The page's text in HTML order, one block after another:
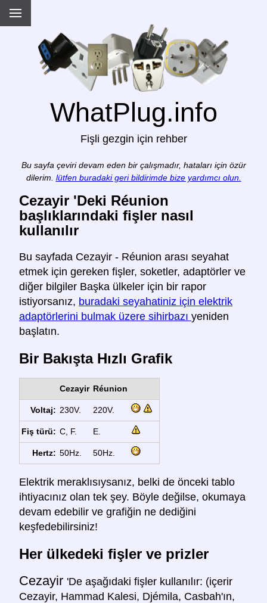
WhatPlug.info
Fişli gezgin için rehber
Bu sayfa çeviri devam eden bir çalışmadır, hataları için özür
dilerim. lütfen buradaki geri bildirimde bize yardımcı olun.
Cezayir 'Deki Réunion
başlıklarındaki fişler nasıl
kullanılır
Bu sayfada Cezayir - Réunion arası seyahat
etmek için gereken fişler, soketler, adaptörler ve
diğer bilgiler Başka ülkeler için bir rapor
istiyorsanız, buradaki seyahatiniz için elektrik
adaptörlerini bulmak üzere sihirbazı yeniden
başlatın.
Bir Bakışta Hızlı Grafik
Cezayir Réunion
Voltaj: 230V. 220V.
Fiş türü: C, F. E.
Hertz: 50Hz. 50Hz.
Elektrik meraklısıysanız, belki de önceki tablo
ihtiyacınız olan tek şey. Böyle değilse, okumaya
devam edebilir ve grafiğin ne dediğini
keşfedebilirsiniz!
Her ülkedeki fişler ve prizler
Cezayir 'De aşağıdaki fişler kullanılır: (içerir
Cezayir, Hammad Kalesi, Djémila, Casbah'ın,